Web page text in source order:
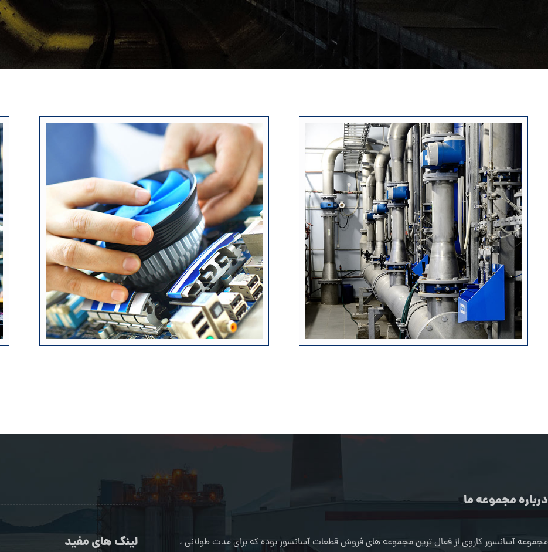
درباره مجموعه ما
مجموعه آسانسور کاروی از فعال ترین مجموعه های فروش قطعات آسانسور بوده که برای مدت طولانی ، لینک های مفید